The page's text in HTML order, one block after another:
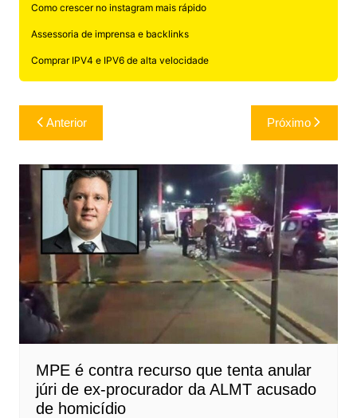
Como crescer no instagram mais rápido
Assessoria de imprensa e backlinks
Comprar IPV4 e IPV6 de alta velocidade
Navegação
de
Post
Anterior Próximo
MPE é contra recurso que tenta anular
júri de ex-procurador da ALMT acusado
de homicídio